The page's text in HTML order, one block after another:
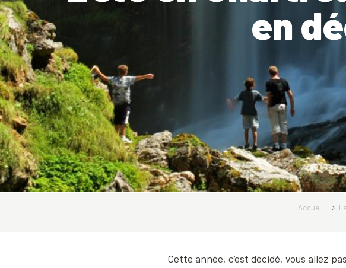
en
Accueil
Cette année, c’est décidé, vous allez